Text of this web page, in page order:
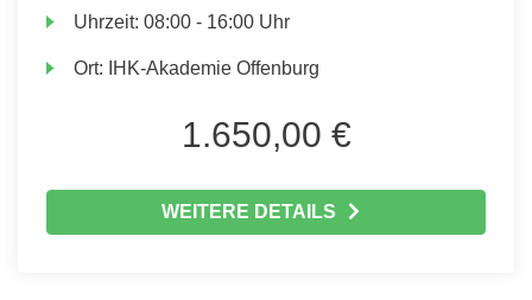
Uhrzeit:08:00 - 16:00 Uhr
Ort: IHK-Akademie Offenburg
1.650,00 €
WEITERE DETAILS